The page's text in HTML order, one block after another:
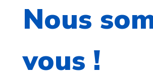
Nous
vous !